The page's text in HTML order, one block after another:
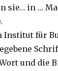
sie… in …
Institut für
und die